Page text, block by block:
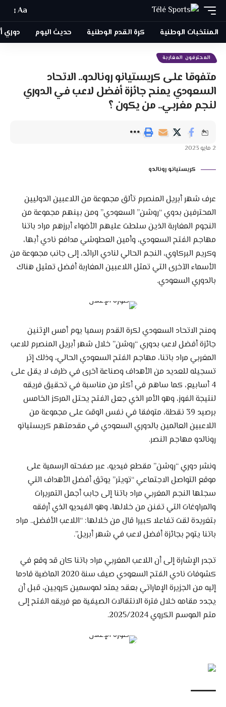
Aa
المنتخبات الوطنية كرة القدم الوطنية حديث اليوم دوري
المحترفون المغاربة
متفوقا على كريستيانو رونالدو.. الاتحاد
السعودي يمنح جائزة أفضل لاعب في الدوري
لنجم مغربي.. من يكون ؟
كريستيانو رونالدو
عرف شهر أبريل المنصرم تألق مجموعة من اللاعبين الدوليين
المحترفين بدوي “روشن” السعودي” ومن بينهم مجموعة من
النجوم المغاربة الذين سلطت عليهم الأضواء أبرزهم مراد باتنا
مهاجم الفتح السعودي، وأمين العطوشي مدافع نادي أبها،
وكريم البركاوي، النجم الحالي لنادي الرائد، إلى جانب مجموعة من
الأسماء الآخرى التي تمثل اللاعبين المغاربة أفضل تمثيل هناك
بالدوري السعودي.
ومنح الاتحاد السعودي لكرة القدم رسميا يوم أمس الإثنين
جائزة أفضل لاعب بدوري “روشن” خلال شهر أبريل المنصرم للاعب
المغربي مراد باتنا، مهاجم الفتح السعودي الحالي، وذلك إثر
تسجيله للعديد من الأهداف وصناعة آخرى في ظرف لا يقل على
4 أسابيع، كما ساهم في أكثر من مناسبة في تحقيق فريقه
لنتيجة الفوز، وهو الأمر الذي جعل الفتح يحتل المركز الخامس
برصيد 39 نقطة، متوفقا في نفس الوقت على مجموعة من
اللاعبين العالمين بالدوري السعودي في مقدمتهم كريستيانو
رونالدو مهاجم النصر.
ونشر دوري “روشن” مقطع فيديو، عبر صفحته الرسمية على
موقع التواصل الاجتماعي “تويتر” يوثق أفضل الأهداف التي
سجلها النجم المغربي مراد باتنا إلى جابب أجمل التمريرات
والمراوغات التي تفنن من خلالها، وهو الفيديو الذي أرفقه
بتغريدة لقت تفاعلا كبيرا قال من خلالها: “اللاعب الأفضل.. مراد
باتنا يتوج بجائزة أفضل لاعب في شهر أبريل”.
تجدر الإشارة إلى أن اللاعب المغربي مراد باتنا كان قد وقع في
كشوفات نادي الفتح السعودي صيف سنة 2020 الماضية قادما
إليه من الجزيرة الإماراتي بعقد يمتد لموسمين كرويين، قبل أن
يجدد مقامه خلال فترة الانتقالات الصيفية مع فريقه الفتح إلى
متم الموسم الكروي 2025/2024.